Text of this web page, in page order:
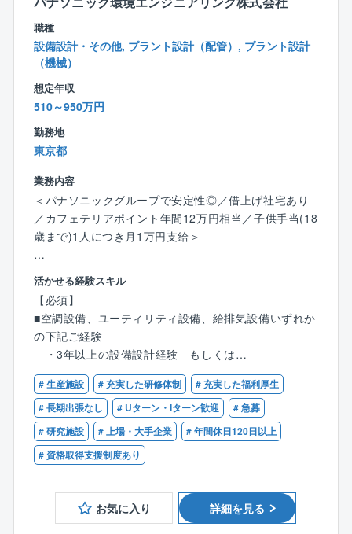
☆残業時間は20h程度と少なめで、繁忙期の波もほとん
どございません。
☆リモートワークも可能でございます
☆保存有給休暇制度もあり、長期入院などが必要とな
った際にも安心できる制度が整っております。
☆転勤の可能性はございません！
職種
設備設計・その他, プラント設計（配管）, プラント設計
（機械）
想定年収
510～950万円
勤務地
東京都
業務内容
＜パナソニックグループで安定性◎／借上げ社宅あり
／カフェテリアポイント年間12万円相当／子供手当(18
歳まで)1人につき月1万円支給＞
■職務内容
改修工事を中心とした、空調・ユーティリティ・内装
等に関わる設備設計業務全般をお任せします。
案件の最上流（現地調査・基本設計）から、詳細設
計、見積、施工への引き継ぎまで、一連のプロセスに
幅広く携わることができるポジションです。案件の9割
が元請け案件です。
＜具体的な業務内容＞
○現地調査：改修工事が多い為、現場調査から入ること
が多い
う。方向性決定・提案など
○詳細設計：
・空調
活かせる経験スキル
【必須】
■空調設備、ユーティリティ設備、給排気設備いずれか
の下記ご経験
・3年以上の設備設計経験 もしくは
・5年以上の設備施工管理経験
【歓迎】
■普通自動車免許(AT限定可)
■5年以上の空調設備設計経験
■規模1億/件以上の単独推進案件経験
■下記などのスキル
・空調負荷計算 （ソフト使用可能）
・空調機選定（換気設備、送風機、パッケージエアコ
# 生産施設 # 充実した研修体制
# 充実した福利厚生
# 長期出張なし
# Uターン・Iターン歓迎
# 急募
# 研究施設
# 上場・大手企業
# 年間休日120日以上
# 資格取得支援制度あり
お気に入り 詳細を見る